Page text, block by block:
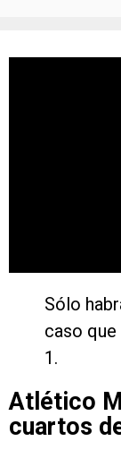
Sólo
caso
1.
Atlético
cuartos